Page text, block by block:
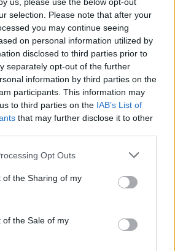
selection. Please note that after your
you may continue seeing
on personal information utilized by
disclosed to third parties prior to
separately opt-out of the further
information by third parties on the
participants. This information may
to third parties on the IAB’s List of
that may further disclose it to other
Opt Outs
of the Sharing of my
of the Sale of my
04
szigorú határt szabott: legfeljebb 5%
a hiba az elektromos...
05
bedobta azt a lapot Kínában,
a helyi EV-gyártókat...
04
letarolta saját rekordjait — készül
04
töltés, 450 kilométer hatótáv – ezzel
harcba a...